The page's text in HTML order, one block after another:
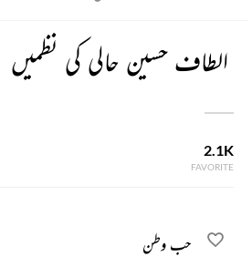
الطاف حسین حالی کی نظمیں
2.1K
FAVORITE
حب وطن